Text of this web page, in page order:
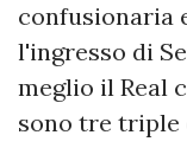
confusionaria
l'ingresso di
meglio il Real
sono tre triple